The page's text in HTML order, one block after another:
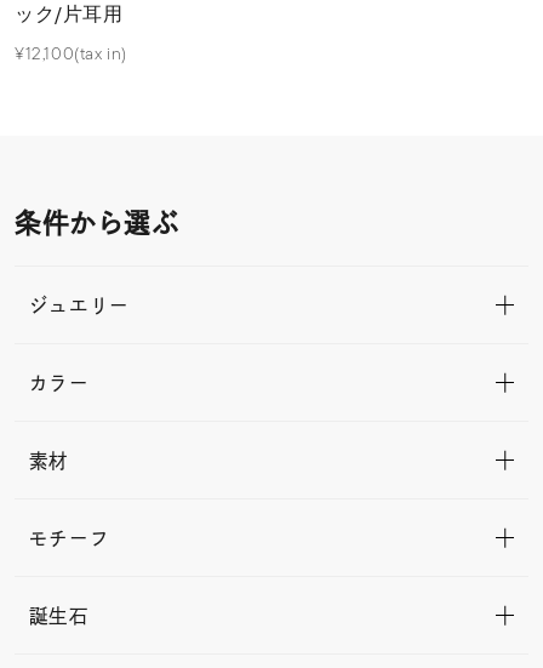
ック/片耳用
¥12,100(tax in)
条件から選ぶ
ジュエリー
カラー
素材
モチーフ
誕生石